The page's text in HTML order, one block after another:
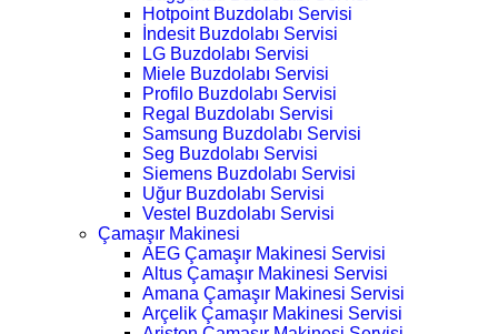
Hotpoint Buzdolabı Servisi
İndesit Buzdolabı Servisi
LG Buzdolabı Servisi
Miele Buzdolabı Servisi
Profilo Buzdolabı Servisi
Regal Buzdolabı Servisi
Samsung Buzdolabı Servisi
Seg Buzdolabı Servisi
Siemens Buzdolabı Servisi
Uğur Buzdolabı Servisi
Vestel Buzdolabı Servisi
Çamaşır Makinesi
AEG Çamaşır Makinesi Servisi
Altus Çamaşır Makinesi Servisi
Amana Çamaşır Makinesi Servisi
Arçelik Çamaşır Makinesi Servisi